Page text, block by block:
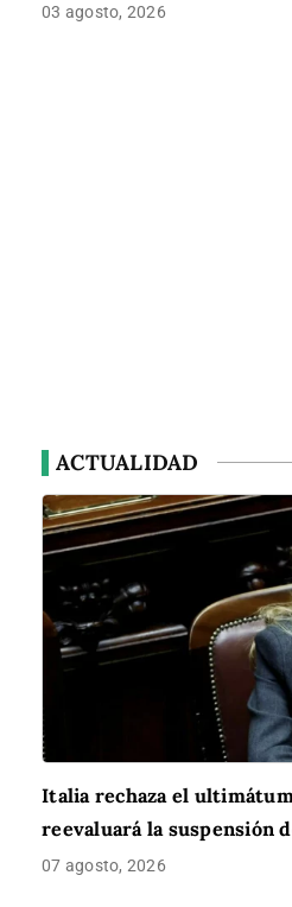
03 agosto, 2026
ACTUALIDAD
Italia rechaza el
reevaluará la suspensión
07 agosto, 2026